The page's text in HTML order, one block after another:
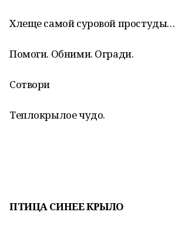
Хлеще самой суровой простуды…
Помоги. Обними. Огради.
Сотвори
Теплокрылое чудо.
ПТИЦА СИНЕЕ КРЫЛО